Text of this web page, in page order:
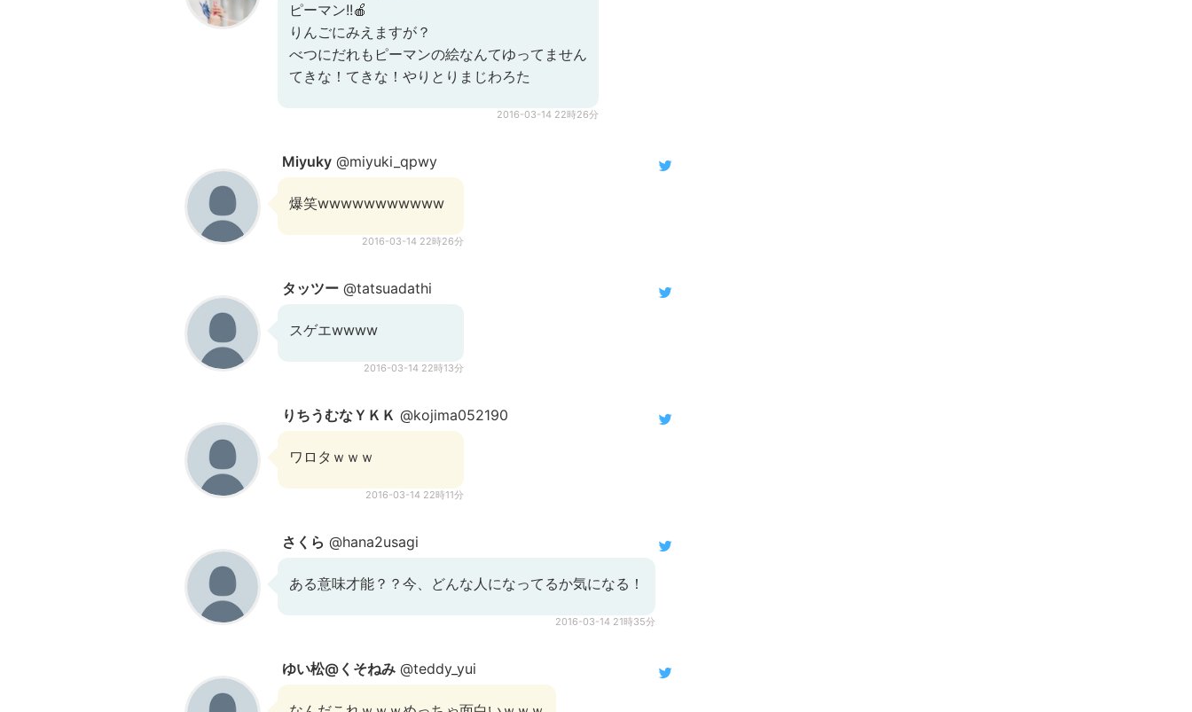
ピーマン!!🍎
りんごにみえますが？
べつにだれもピーマンの絵なんてゆってません
てきな！てきな！やりとりまじわろた
2016-03-14 22時26分
Miyuky @miyuki_qpwy
爆笑wwwwwwwwwww
2016-03-14 22時26分
タッツー @tatsuadathi
スゲエwwww
2016-03-14 22時13分
りちうむなＹＫＫ @kojima052190
ワロタｗｗｗ
2016-03-14 22時11分
さくら @hana2usagi
ある意味才能？？今、どんな人になってるか気になる！
2016-03-14 21時35分
ゆい松@くそねみ @teddy_yui